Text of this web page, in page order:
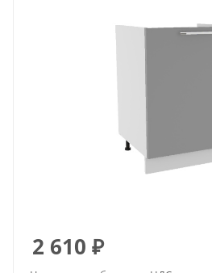
2 610 ₽